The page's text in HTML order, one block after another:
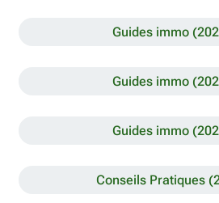
Guides immo
Guides immo
Guides immo
Conseils Pratiques